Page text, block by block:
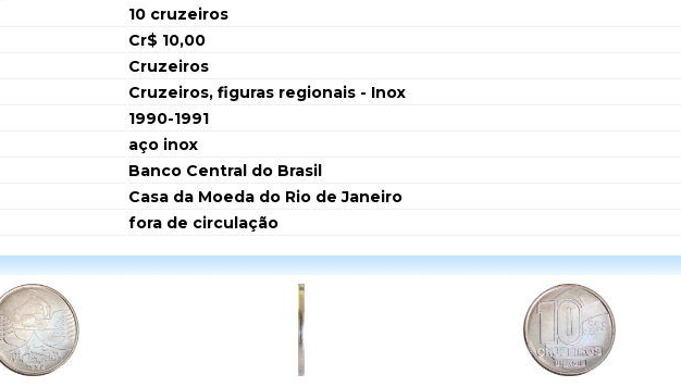
10 cruzeiros
Cr$ 10,00
Cruzeiros
Cruzeiros, figuras regionais - Inox
1990-1991
aço inox
Banco Central do Brasil
Casa da Moeda do Rio de Janeiro
fora de circulação